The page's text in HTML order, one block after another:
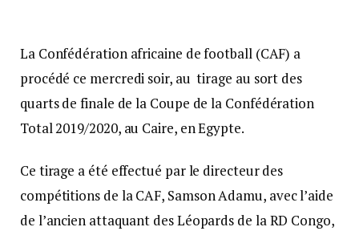
La Confédération africaine de football (CAF) a
procédé ce mercredi soir, au tirage au sort des
quarts de finale de la Coupe de la Confédération
Total 2019/2020, au Caire, en Egypte.
Ce tirage a été effectué par le directeur des
compétitions de la CAF, Samson Adamu, avec l’aide
de l’ancien attaquant des Léopards de la RD Congo,